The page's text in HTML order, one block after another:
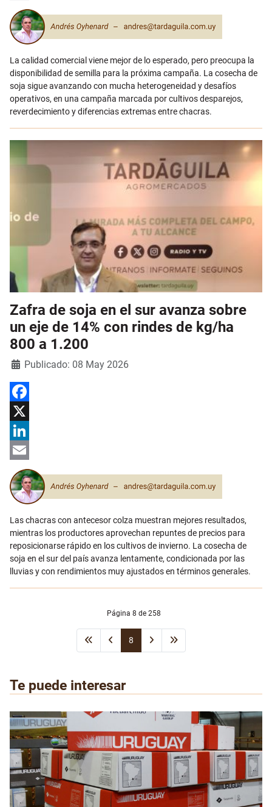
Email
La calidad comercial viene mejor de lo esperado, pero preocupa la
disponibilidad de semilla para la próxima campaña. La cosecha de
soja sigue avanzando con mucha heterogeneidad y desafíos
operativos, en una campaña marcada por cultivos desparejos,
reverdecimiento y diferencias extremas entre chacras.
Zafra de soja en el sur avanza sobre
un eje de 14% con rindes de kg/ha
800 a 1.200
DetallesPublicado: 08 May 2026
Facebook
X
LinkedIn
Email
Las chacras con antecesor colza muestran mejores resultados,
mientras los productores aprovechan repuntes de precios para
reposicionarse rápido en los cultivos de invierno. La cosecha de
soja en el sur del país avanza lentamente, condicionada por las
lluvias y con rendimientos muy ajustados en términos generales.
Página 8 de 258
8
Te puede interesar